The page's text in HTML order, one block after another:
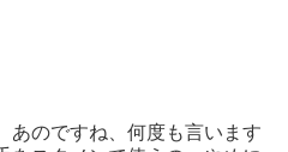
あのですね、何度も言います